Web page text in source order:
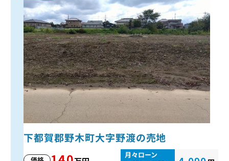
下都賀郡野木町大字野渡の売地
月々ローン